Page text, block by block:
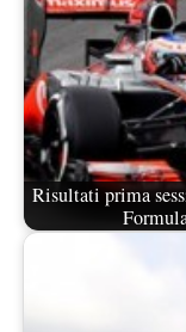
Risultati prima